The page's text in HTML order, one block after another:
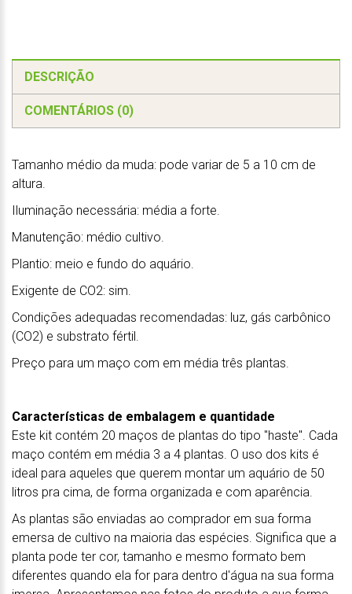
DESCRIÇÃO
COMENTÁRIOS (0)
Tamanho médio da muda: pode variar de 5 a 10 cm de
altura.
Iluminação necessária: média a forte.
Manutenção: médio cultivo.
Plantio: meio e fundo do aquário.
Exigente de CO2: sim.
Condições adequadas recomendadas: luz, gás carbônico
(CO2) e substrato fértil.
Preço para um maço com em média três plantas.
Características de embalagem e quantidade
Este kit contém 20 maços de plantas do tipo "haste". Cada
maço contém em média 3 a 4 plantas. O uso dos kits é
ideal para aqueles que querem montar um aquário de 50
litros pra cima, de forma organizada e com aparência.
As plantas são enviadas ao comprador em sua forma
emersa de cultivo na maioria das espécies. Significa que a
planta pode ter cor, tamanho e mesmo formato bem
diferentes quando ela for para dentro d'água na sua forma